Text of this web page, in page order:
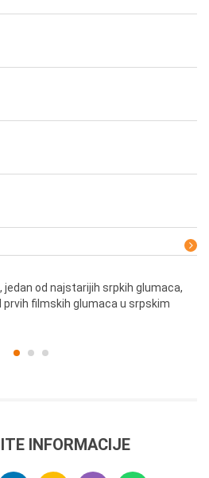
jedan od najstarijih srpkih glumaca,
prvih filmskih glumaca u srpskim
INFORMACIJE